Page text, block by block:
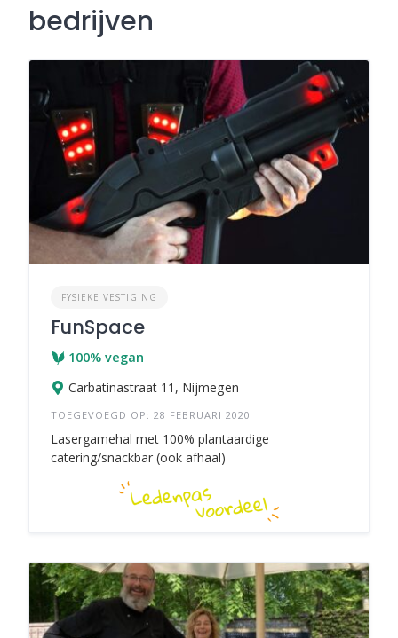
bedrijven
FYSIEKE VESTIGING
FunSpace
100% vegan
Carbatinastraat 11, Nijmegen
TOEGEVOEGD OP: 28 FEBRUARI 2020
Lasergamehal met 100% plantaardige
catering/snackbar (ook afhaal)